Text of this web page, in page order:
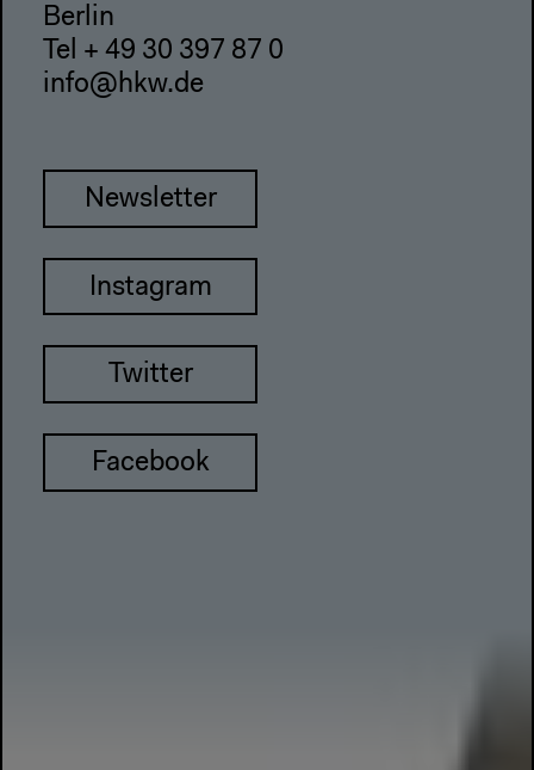
Berlin
Tel + 49 30 397 87 0
info@hkw.de
Newsletter
Instagram
Twitter
Facebook